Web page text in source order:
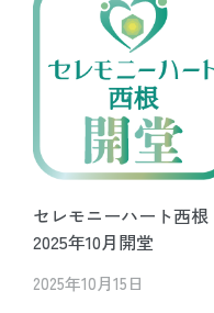
セレモニーハート西根
2025年10月開堂
2025年10月15日